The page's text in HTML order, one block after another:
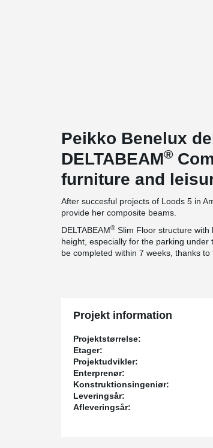
Peikko Benelux
DELTABEAM®
furniture and
After succesful projects of Loods 5 in
provide her composite beams.
DELTABEAM® Slim Floor structure
height, especially for the parking
be completed within 7 weeks, thanks
Projekt information
Projektstørrelse:
Etager:
Projektudvikler:
Enterprenør:
Konstruktionsingeniør:
Leveringsår:
Afleveringsår: